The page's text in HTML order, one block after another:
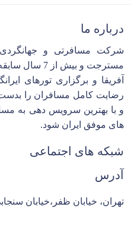
درباره ما
شرکت مسافرتی و
مسترجت و بیش
آفریقا و برگزاری تورهای
رضایت کامل مسافران را
و با بهترین سرویس دهی به
های موفق ایران شود.
شبکه های اجتماعی
آدرس
تهران، خیابان ظفر،خیابان